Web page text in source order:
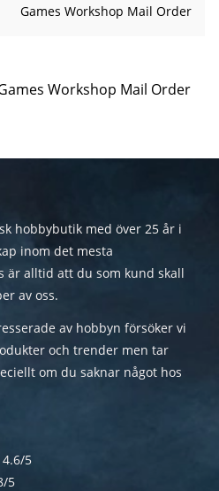
Games Workshop Mail Order
Workshop Mail Order
hobbybutik med över 25 år i
inom det mesta
är alltid att du som kund skall
av oss.
av hobbyn försöker vi
och trender men tar
om du saknar något hos
5
5